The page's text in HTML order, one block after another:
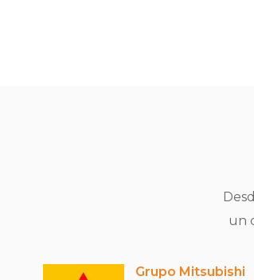
un
Grupo Mitsubishi